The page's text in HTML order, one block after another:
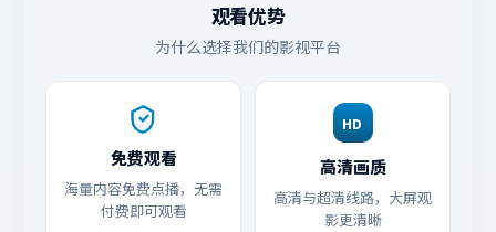
观看优势
为什么选择我们的影视平台
免费观看
海量内容免费点播，无需
付费即可观看
HD
高清画质
高清与超清线路，大屏观
影更清晰